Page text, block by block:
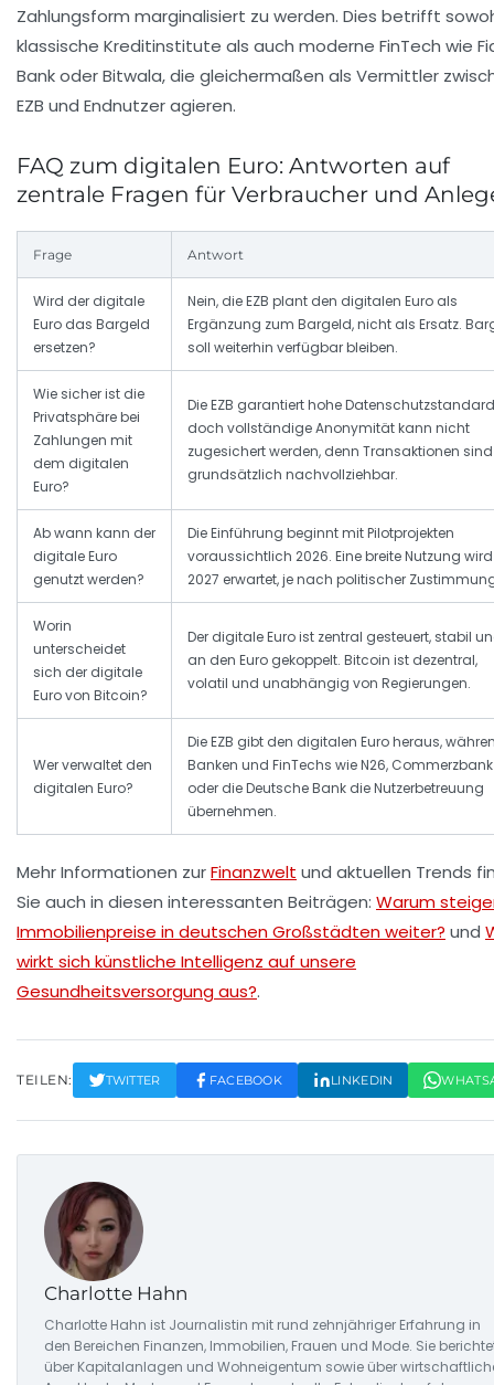
Zahlungsform marginalisiert zu werden. Dies betrifft
klassische Kreditinstitute als auch moderne FinTech wie
Bank oder Bitwala, die gleichermaßen als Vermittler
EZB und Endnutzer agieren.
FAQ zum digitalen Euro: Antworten auf
zentrale Fragen für Verbraucher und
Frage Antwort
Wird der digitale
Euro das Bargeld
ersetzen?
Nein, die EZB plant den digitalen Euro als
Ergänzung zum Bargeld, nicht als Ersatz.
soll weiterhin verfügbar bleiben.
Wie sicher ist die
Privatsphäre bei
Zahlungen mit
dem digitalen
Euro?
Die EZB garantiert hohe
doch vollständige Anonymität kann nicht
zugesichert werden, denn Transaktionen sind
grundsätzlich nachvollziehbar.
Ab wann kann der
digitale Euro
genutzt werden?
Die Einführung beginnt mit Pilotprojekten
voraussichtlich 2026. Eine breite Nutzung
2027 erwartet, je nach politischer
Worin
unterscheidet
sich der digitale
Euro von Bitcoin?
Der digitale Euro ist zentral gesteuert, stabil
an den Euro gekoppelt. Bitcoin ist dezentral,
volatil und unabhängig von Regierungen.
Wer verwaltet den
digitalen Euro?
Die EZB gibt den digitalen Euro heraus,
Banken und FinTechs wie N26, Commerzbank
oder die Deutsche Bank die Nutzerbetreuung
übernehmen.
Mehr Informationen zurFinanzwelt und aktuellen Trends
Sie auch in diesen interessanten Beiträgen: Warum
Immobilienpreise in deutschen Großstädten weiter? und
wirkt sich künstliche Intelligenz auf unsere
Gesundheitsversorgung aus?.
TEILEN: TWITTER FACEBOOK LINKEDIN
Charlotte Hahn
Charlotte Hahn ist Journalistin mit rund zehnjähriger Erfahrung in
den Bereichen Finanzen, Immobilien, Frauen und Mode. Sie
über Kapitalanlagen und Wohneigentum sowie über